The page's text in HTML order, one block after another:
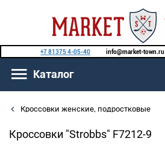
+7 81375 4-05-40 info@market-town.ru
Каталог
Кроссовки женские, подростковые
Кроссовки "Strobbs" F7212-9